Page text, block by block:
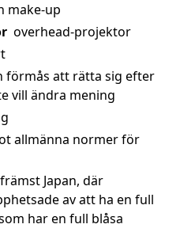
make-up
overhead-projektor
förmås att rätta sig efter
vill ändra mening
allmänna normer för
Japan, där
av att ha en full
har en full blåsa